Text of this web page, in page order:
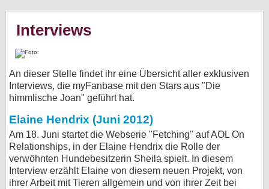
Interviews
An dieser Stelle findet ihr eine Übersicht aller exklusiven
Interviews, die myFanbase mit den Stars aus "Die
himmlische Joan" geführt hat.
Elaine Hendrix (Juni 2012)
Am 18. Juni startet die Webserie "Fetching" auf AOL On
Relationships, in der Elaine Hendrix die Rolle der
verwöhnten Hundebesitzerin Sheila spielt. In diesem
Interview erzählt Elaine von diesem neuen Projekt, von
ihrer Arbeit mit Tieren allgemein und von ihrer Zeit bei
Specials
SERVICE
Gewinnspiele
Forum
bei X